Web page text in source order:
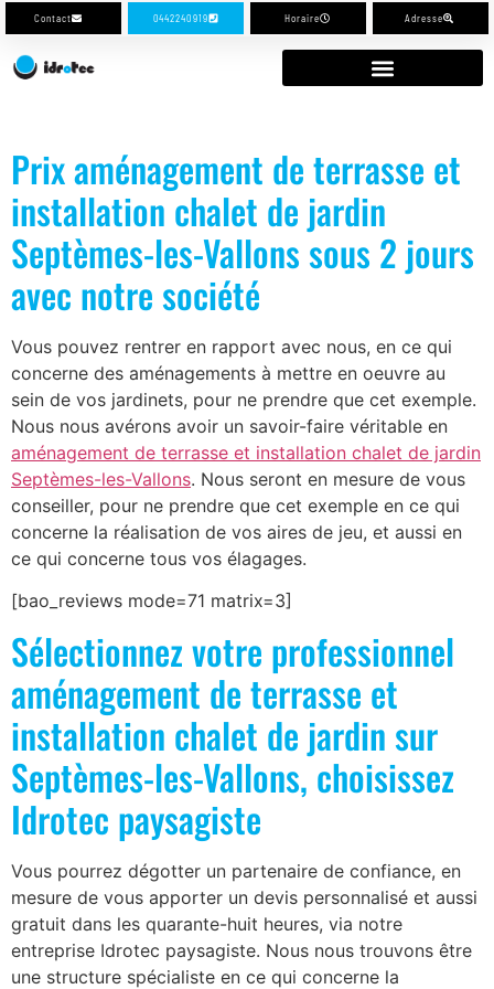
Contact 0442240919 Horaire Adresse
Prix aménagement de terrasse et
installation chalet de jardin
Septèmes-les-Vallons sous 2 jours
avec notre société
Vous pouvez rentrer en rapport avec nous, en ce qui
concerne des aménagements à mettre en oeuvre au
sein de vos jardinets, pour ne prendre que cet exemple.
Nous nous avérons avoir un savoir-faire véritable en
aménagement de terrasse et installation chalet de jardin
Septèmes-les-Vallons. Nous seront en mesure de vous
conseiller, pour ne prendre que cet exemple en ce qui
concerne la réalisation de vos aires de jeu, et aussi en
ce qui concerne tous vos élagages.
[bao_reviews mode=71 matrix=3]
Sélectionnez votre professionnel
aménagement de terrasse et
installation chalet de jardin sur
Septèmes-les-Vallons, choisissez
Idrotec paysagiste
Vous pourrez dégotter un partenaire de confiance, en
mesure de vous apporter un devis personnalisé et aussi
gratuit dans les quarante-huit heures, via notre
entreprise Idrotec paysagiste. Nous nous trouvons être
une structure spécialiste en ce qui concerne la